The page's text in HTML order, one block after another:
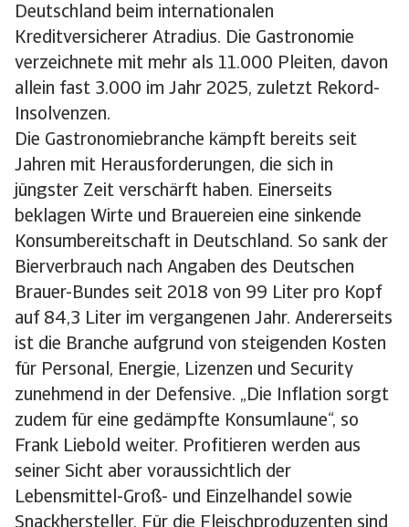
Deutschland beim internationalen
Kreditversicherer Atradius. Die Gastronomie
verzeichnete mit mehr als 11.000 Pleiten, davon
allein fast 3.000 im Jahr 2025, zuletzt Rekord-
Insolvenzen.
Die Gastronomiebranche kämpft bereits seit
Jahren mit Herausforderungen, die sich in
jüngster Zeit verschärft haben. Einerseits
beklagen Wirte und Brauereien eine sinkende
Konsumbereitschaft in Deutschland. So sank der
Bierverbrauch nach Angaben des Deutschen
Brauer-Bundes seit 2018 von 99 Liter pro Kopf
auf 84,3 Liter im vergangenen Jahr. Andererseits
ist die Branche aufgrund von steigenden Kosten
für Personal, Energie, Lizenzen und Security
zunehmend in der Defensive. „Die Inflation sorgt
zudem für eine gedämpfte Konsumlaune“, so
Frank Liebold weiter. Profitieren werden aus
seiner Sicht aber voraussichtlich der
Lebensmittel-Groß- und Einzelhandel sowie
Snackhersteller. Für die Fleischproduzenten sind